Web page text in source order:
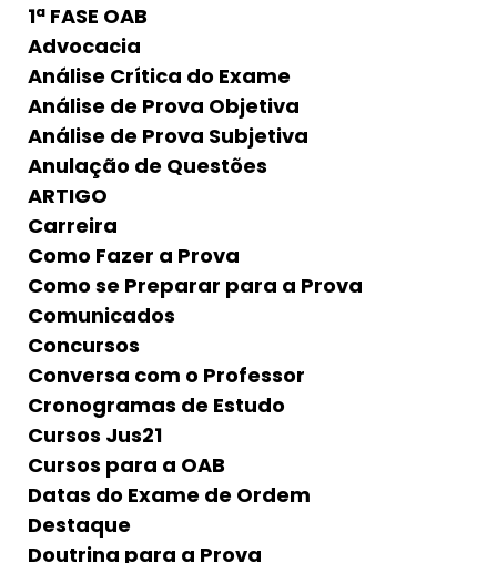
1ª FASE OAB
Advocacia
Análise Crítica do Exame
Análise de Prova Objetiva
Análise de Prova Subjetiva
Anulação de Questões
ARTIGO
Carreira
Como Fazer a Prova
Como se Preparar para a Prova
Comunicados
Concursos
Conversa com o Professor
Cronogramas de Estudo
Cursos Jus21
Cursos para a OAB
Datas do Exame de Ordem
Destaque
Doutrina para a Prova